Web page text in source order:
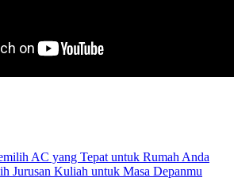
AC yang Tepat untuk Rumah Anda
Jurusan Kuliah untuk Masa Depanmu